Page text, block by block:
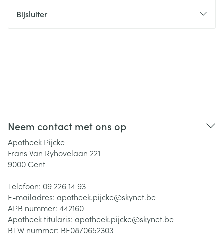
Bijsluiter
Neem contact met ons op
Apotheek Pijcke
Frans Van Ryhovelaan 221
9000 Gent
Telefoon: 09 226 14 93
E-mailadres: apotheek.pijcke@skynet.be
APB nummer: 442160
Apotheek titularis: apotheek.pijcke@skynet.be
BTW nummer: BE0870652303